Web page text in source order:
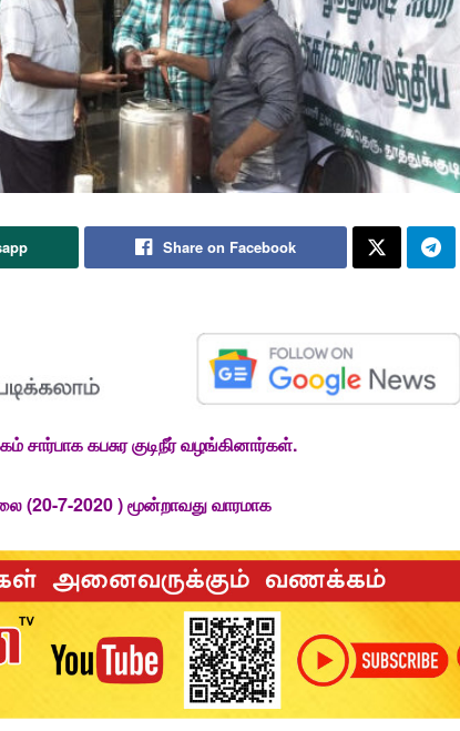
Share on Facebook
சார்பாககபசுர குடிநீர் வழங்கினார்கள்.
(20-7-2020 ) மூன்றாவது வாரமாக